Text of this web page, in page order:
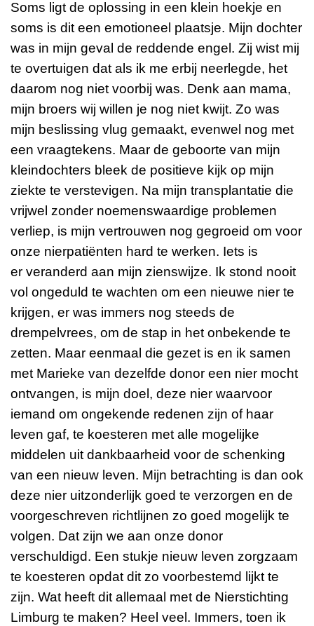
Soms ligt de oplossing in een klein hoekje en
soms is dit een emotioneel plaatsje. Mijn dochter
was in mijn geval de reddende engel. Zij wist mij
te overtuigen dat als ik me erbij neerlegde, het
daarom nog niet voorbij was. Denk aan mama,
mijn broers wij willen je nog niet kwijt. Zo was
mijn beslissing vlug gemaakt, evenwel nog met
een vraagtekens. Maar de geboorte van mijn
kleindochters bleek de positieve kijk op mijn
ziekte te verstevigen. Na mijn transplantatie die
vrijwel zonder noemenswaardige problemen
verliep, is mijn vertrouwen nog gegroeid om voor
onze nierpatiënten hard te werken. Iets is
er veranderd aan mijn zienswijze. Ik stond nooit
vol ongeduld te wachten om een nieuwe nier te
krijgen, er was immers nog steeds de
drempelvrees, om de stap in het onbekende te
zetten. Maar eenmaal die gezet is en ik samen
met Marieke van dezelfde donor een nier mocht
ontvangen, is mijn doel, deze nier waarvoor
iemand om ongekende redenen zijn of haar
leven gaf, te koesteren met alle mogelijke
middelen uit dankbaarheid voor de schenking
van een nieuw leven. Mijn betrachting is dan ook
deze nier uitzonderlijk goed te verzorgen en de
voorgeschreven richtlijnen zo goed mogelijk te
volgen. Dat zijn we aan onze donor
verschuldigd. Een stukje nieuw leven zorgzaam
te koesteren opdat dit zo voorbestemd lijkt te
zijn. Wat heeft dit allemaal met de Nierstichting
Limburg te maken? Heel veel. Immers, toen ik